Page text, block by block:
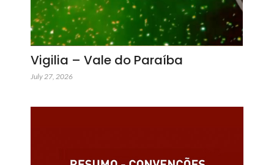
Vigilia – Vale do Paraíba
July 27, 2026